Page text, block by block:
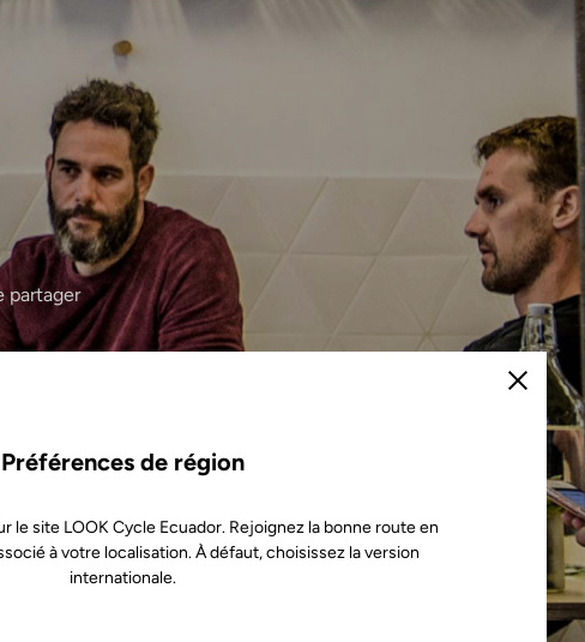
partager
Fermer
Préférences de région
le site LOOK Cycle Ecuador. Rejoignez la bonne route en
à votre localisation. À défaut, choisissez la version
internationale.